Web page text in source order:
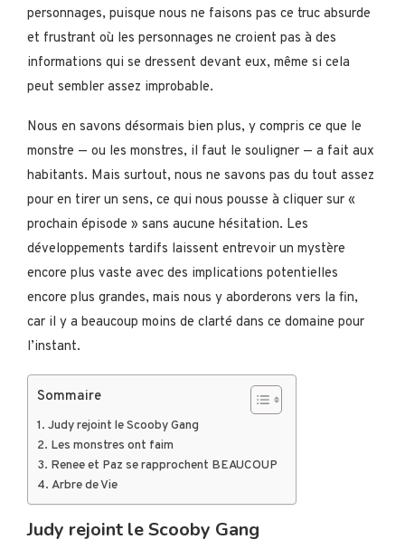
personnages, puisque nous ne faisons pas ce truc absurde
et frustrant où les personnages ne croient pas à des
informations qui se dressent devant eux, même si cela
peut sembler assez improbable.
Nous en savons désormais bien plus, y compris ce que le
monstre — ou les monstres, il faut le souligner — a fait aux
habitants. Mais surtout, nous ne savons pas du tout assez
pour en tirer un sens, ce qui nous pousse à cliquer sur «
prochain épisode » sans aucune hésitation. Les
développements tardifs laissent entrevoir un mystère
encore plus vaste avec des implications potentielles
encore plus grandes, mais nous y aborderons vers la fin,
car il y a beaucoup moins de clarté dans ce domaine pour
l’instant.
Sommaire
Judy rejoint le Scooby Gang
Les monstres ont faim
Renee et Paz se rapprochent BEAUCOUP
Arbre de Vie
Judy rejoint le Scooby Gang